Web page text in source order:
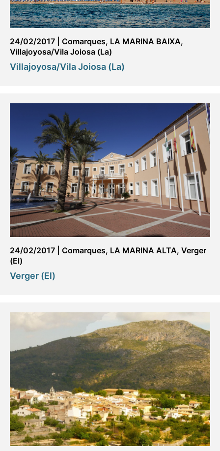
24/02/2017 Comarques, LA MARINA BAIXA,
Villajoyosa/Vila Joiosa (La)
Villajoyosa/Vila Joiosa (La)
24/02/2017 Comarques, LA MARINA ALTA, Verger
(El)
Verger (El)